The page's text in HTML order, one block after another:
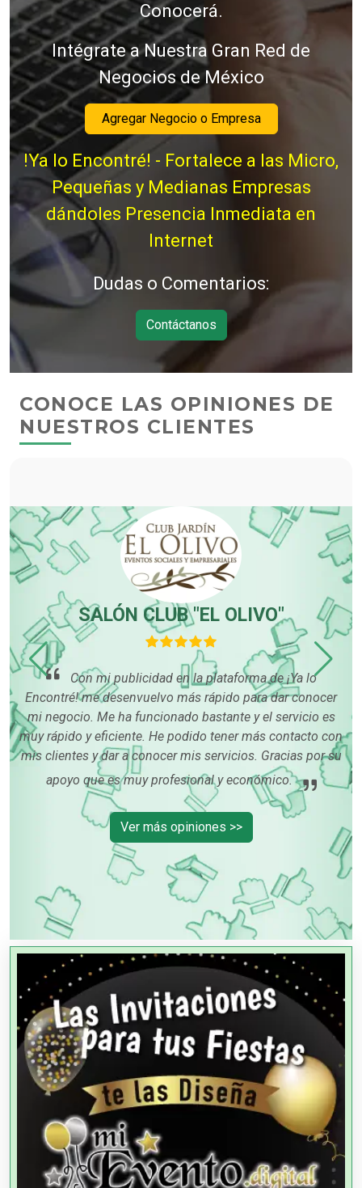
Conocerá.
Intégrate a Nuestra Gran Red de
Negocios de México
Agregar Negocio o Empresa
!Ya lo Encontré! - Fortalece a las Micro,
Pequeñas y Medianas Empresas
dándoles Presencia Inmediata en
Internet
Dudas o Comentarios:
Contáctanos
CONOCE LAS OPINIONES DE
NUESTROS CLIENTES
SALÓN CLUB "EL OLIVO"
Con mi publicidad en la plataforma de ¡Ya lo
Encontré! me desenvuelvo más rápido para dar conocer
mi negocio. Me ha funcionado bastante y el servicio es
muy rápido y eficiente. He podido tener más contacto con
mis clientes y dar a conocer mis servicios. Gracias por su
apoyo que es muy profesional y económico.
Ver más opiniones >>
OTROS NEGOCIOS